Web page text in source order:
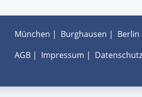
München | Burghausen | Berlin
AGB| Impressum | Datenschutz